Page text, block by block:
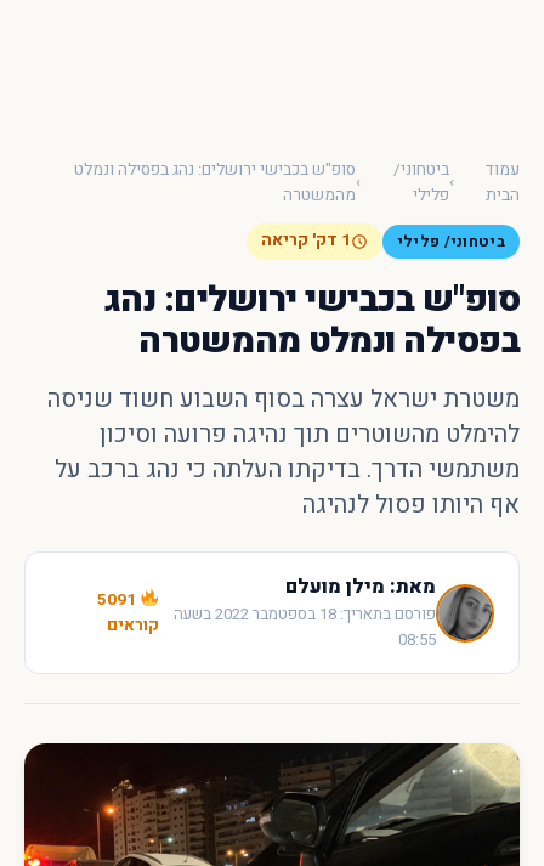
חפש
עמוד
הבית
›
ביטחוני/
פלילי
›
סופ"ש בכבישי ירושלים: נהג בפסילה ונמלט
מהמשטרה
ביטחוני/ פלילי 1 דק' קריאה
סופ"ש בכבישי ירושלים: נהג
בפסילה ונמלט מהמשטרה
משטרת ישראל עצרה בסוף השבוע חשוד שניסה
להימלט מהשוטרים תוך נהיגה פרועה וסיכון
משתמשי הדרך. בדיקתו העלתה כי נהג ברכב על
אף היותו פסול לנהיגה
מאת: מילן מועלם
פורסם בתאריך: 18 בספטמבר 2022 בשעה
08:55
5091
קוראים